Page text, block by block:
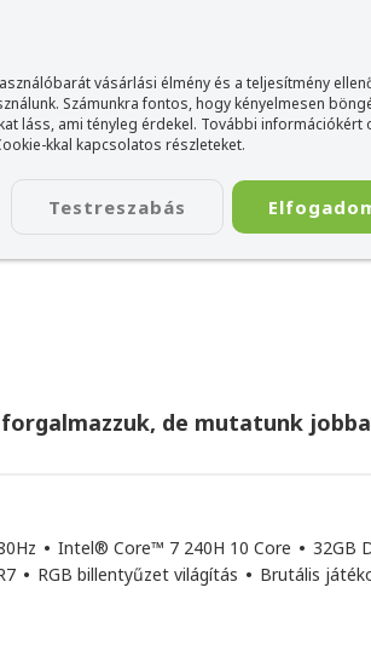
vásárlási élmény és a teljesítmény
Számunkra fontos, hogy kényelmesen
láss, ami tényleg érdekel. További információkért
kkal kapcsolatos részleteket.
Testreszabás
KIEGÉSZÍTŐ KAPCSOLAT
de mutatunk
• Intel® Core™ 7 240H 10 Core • 32GB
• RGB billentyűzet világítás • Brutális